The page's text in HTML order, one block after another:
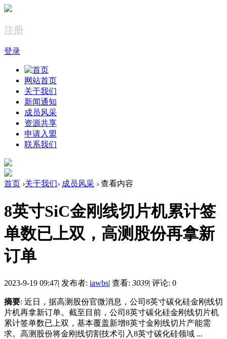
注册
登录
网站首页
关于我们
新闻通知
成员风采
资源共享
申请入盟
联系我们
首页 ›关于我们› 成员风采 › 查看内容
8英寸SiC金刚线切片机累计签
单数已上双，高测股份再拿新
订单
2023-9-19 09:47| 发布者: iawbs| 查看: 3039| 评论: 0
摘要: 近日，据高测股份官微消息，公司8英寸碳化硅金刚线切
片机再拿新订单。截至目前，公司8英寸碳化硅金刚线切片机
累计签单数已上双，基本覆盖新增8英寸金刚线切片产能需
求。高测股份将金刚线切割技术引入8英寸碳化硅领域 ...